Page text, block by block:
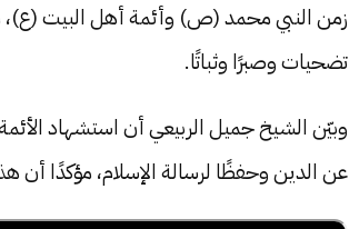
زمن النبي محمد (ص) وأئمة أهل البيت (ع)،
تضحيات وصبرًا وثباتًا.
وبيّن الشيخ جميل الربيعي أن استشهاد
عن الدين وحفظًا لرسالة الإسلام، مؤكدًا